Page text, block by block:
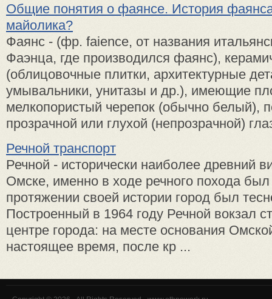
Общие понятия о фаянсе. История
майолика?
Фаянс - (фр. faience, от названия
Фаэнца, где производился фаянс),
(облицовочные плитки, архитектурные
умывальники, унитазы и др.), имеющие
мелкопористый черепок (обычно белый),
прозрачной или глухой (непрозрачной)
Речной транспорт
Речной - исторически наиболее древний
Омске, именно в ходе речного похода
протяжении своей истории город был
Построенный в 1964 году Речной вокзал
центре города: на месте основания
настоящее время, после кр ...